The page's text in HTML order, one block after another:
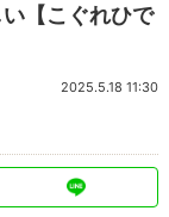
【こぐれひで
2025.5.18 11:30